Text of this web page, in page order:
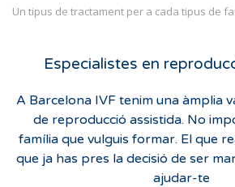
Un tipus de tractament per a cada tipus de
Especialistes en
A Barcelona IVF tenim una àmplia
de reproducció assistida. No
família que vulguis formar. El que
que ja has pres la decisió de ser
ajudar-te